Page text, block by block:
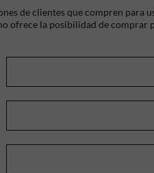
de clientes que compren para
ofrece la posibilidad de comprar